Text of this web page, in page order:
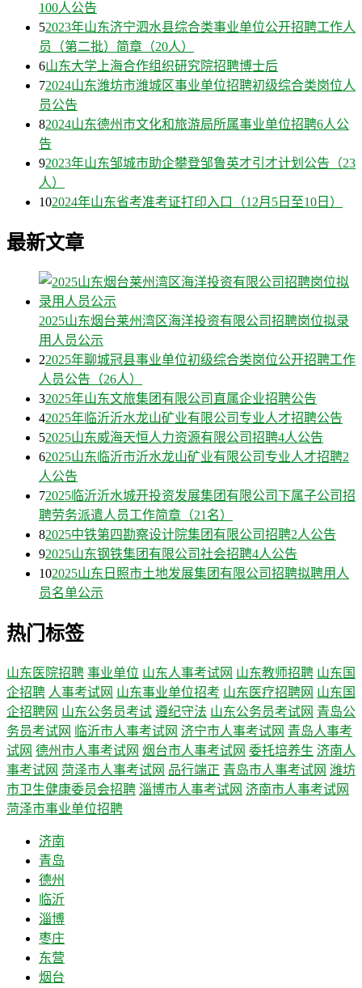
100人公告
52023年山东济宁泗水县综合类事业单位公开招聘工作人
员（第二批）简章（20人）
6山东大学上海合作组织研究院招聘博士后
72024山东潍坊市潍城区事业单位招聘初级综合类岗位人
员公告
82024山东德州市文化和旅游局所属事业单位招聘6人公
告
92023年山东邹城市助企攀登邹鲁英才引才计划公告（23
人）
102024年山东省考准考证打印入口（12月5日至10日）
最新文章
2025山东烟台莱州湾区海洋投资有限公司招聘岗位拟录
用人员公示
22025年聊城冠县事业单位初级综合类岗位公开招聘工作
人员公告（26人）
32025年山东文旅集团有限公司直属企业招聘公告
42025年临沂沂水龙山矿业有限公司专业人才招聘公告
52025山东威海天恒人力资源有限公司招聘4人公告
62025山东临沂市沂水龙山矿业有限公司专业人才招聘2
人公告
72025临沂沂水城开投资发展集团有限公司下属子公司招
聘劳务派遣人员工作简章（21名）
82025中铁第四勘察设计院集团有限公司招聘2人公告
92025山东钢铁集团有限公司社会招聘4人公告
102025山东日照市土地发展集团有限公司招聘拟聘用人
员名单公示
热门标签
山东医院招聘 事业单位 山东人事考试网 山东教师招聘 山东国
企招聘 人事考试网 山东事业单位招考 山东医疗招聘网 山东国
企招聘网 山东公务员考试 遵纪守法 山东公务员考试网 青岛公
务员考试网
临沂市人事考试网 济宁市人事考试网 青岛人事考
试网 德州市人事考试网 烟台市人事考试网 委托培养生 济南人
事考试网 菏泽市人事考试网 品行端正 青岛市人事考试网 潍坊
市卫生健康委员会招聘 淄博市人事考试网 济南市人事考试网
菏泽市事业单位招聘
济南
青岛
德州
临沂
淄博
枣庄
东营
烟台